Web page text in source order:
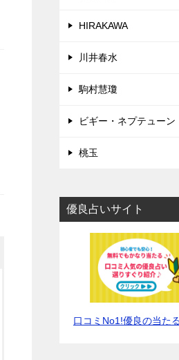
HIRAKAWA
川井春水
駒村慧瓊
ビギー・ネプテューン
桃玉
優良占いサイト
口コミNo1!優良の当た